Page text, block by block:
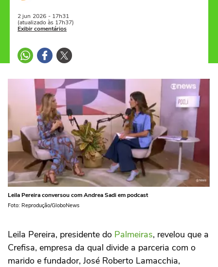
2 jun 2026 - 17h31
(atualizado às 17h37)
Exibir comentários
Leila Pereira conversou com Andrea Sadi em podcast
Foto: Reprodução/GloboNews
Leila Pereira, presidente do Palmeiras, revelou que a
Crefisa, empresa da qual divide a parceria com o
marido e fundador, José Roberto Lamacchia,